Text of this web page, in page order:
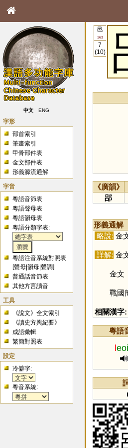
中文 ENG
字形
部首索引
筆畫索引
甲骨部件表
金文部件表
形義源流通解
字音
粵語音節表
粵語聲母表
粵語韻母表
粵語分類字表:
粵語注音系統對照表
[聲母 |韻母 |聲調]
普通話音節表
其他方言讀音
工具
《說文》全文索引
《讀史方輿紀要》
成語彙輯
繁簡對照表
設定
冷僻字:
粵音系統:
邑
163
7
(10)
《廣韻》
郘
形義通解
略說: 金
詳解: 金
金文
戰國
相關漢字:
粵語
eoi